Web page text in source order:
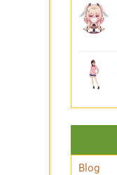
Blog